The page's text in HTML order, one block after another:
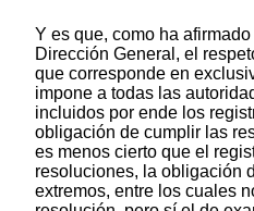
Y es que, como ha
Dirección General, el
que corresponde en
impone a todas las
incluidos por ende los
obligación de cumplir las
es menos cierto que el
resoluciones, la obligación
extremos, entre los cuales